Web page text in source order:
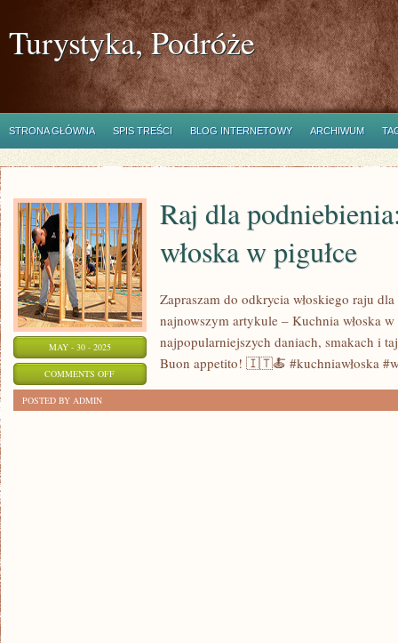
Turystyka, Podróże
STRONA GŁÓWNA SPIS TREŚCI BLOG INTERNETOWY ARCHIWUM
MAY - 30 - 2025
COMMENTS OFFON
Raj dla
włoska w pigułce
Zapraszam do odkrycia włoskiego raju
najnowszym artykule – Kuchnia włoska
najpopularniejszych daniach, smakach i
Buon appetito! 🇮🇹🍝 #kuchniawłoska
POSTED BY ADMIN